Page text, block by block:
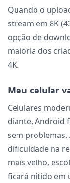
Quando o
stream em 8K
opção de
maioria dos
4K.
Meu celular
Celulares
diante, Android
sem
dificuldade na
mais velho,
ficará nítido em